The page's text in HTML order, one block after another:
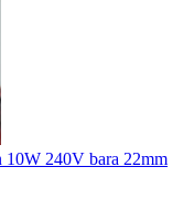
240V bara 22mm